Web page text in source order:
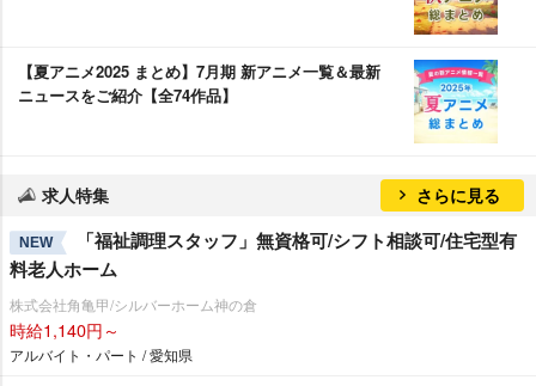
【夏アニメ2025 まとめ】7月期 新アニメ一覧＆最新
ニュースをご紹介【全74作品】
求人特集 さらに見る
NEW
「福祉調理スタッフ」無資格可/シフト相談可/住宅型有
料老人ホーム
株式会社角亀甲/シルバーホーム神の倉
時給1,140円～
アルバイト・パート / 愛知県